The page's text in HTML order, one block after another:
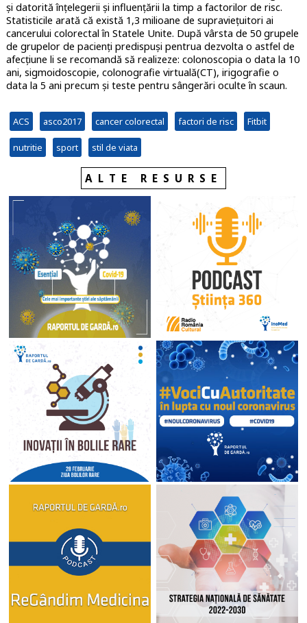
și datorită înțelegerii și influențării la timp a factorilor de risc.
Statisticile arată că există 1,3 milioane de supraviețuitori ai
cancerului colorectal în Statele Unite. După vârsta de 50 grupele
de grupelor de pacienți predispuși pentrua dezvolta o astfel de
afecțiune li se recomandă să realizeze: colonoscopia o data la 10
ani, sigmoidoscopie, colonografie virtuală(CT), irigografie o
data la 5 ani precum și teste pentru sângerări oculte în scaun.
ACS asco2017 cancer colorectal factori de risc Fitbit
nutritie sport stil de viata
ALTE RESURSE